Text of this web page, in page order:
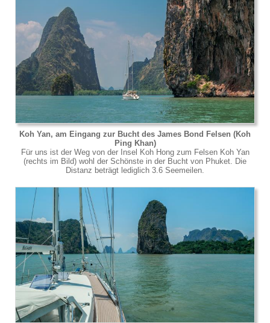
Koh Yan, am Eingang zur Bucht des James Bond Felsen (Koh
Ping Khan)
Für uns ist der Weg von der Insel Koh Hong zum Felsen Koh Yan
(rechts im Bild) wohl der Schönste in der Bucht von Phuket. Die
Distanz beträgt lediglich 3.6 Seemeilen.